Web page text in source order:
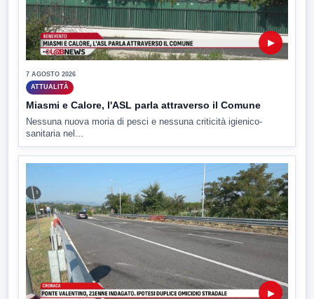
▶
7 AGOSTO 2026
ATTUALITÀ
Miasmi e Calore, l'ASL parla attraverso il Comune
Nessuna nuova moria di pesci e nessuna criticità igienico-
sanitaria nel...
▶